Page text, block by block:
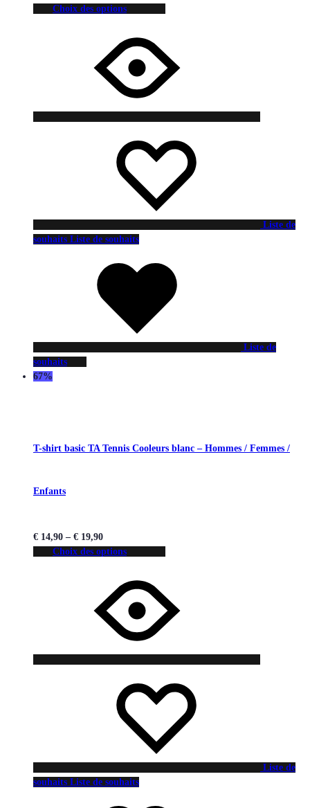
Choix des options
Liste de
souhaits Liste de souhaits
Liste de
souhaits
67%
T-shirt basic TA Tennis Cooleurs blanc – Hommes / Femmes /
Enfants
€ 14,90 – € 19,90
Choix des options
Liste de
souhaits Liste de souhaits